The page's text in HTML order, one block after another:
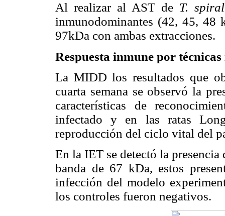
Al realizar al AST de T.
inmunodominantes (42, 45, 48
97kDa con ambas extracciones.
Respuesta inmune por
La MIDD los resultados que
cuarta semana se observó la
características de
infectado y en las ratas
reproducción del ciclo vital del
En la IET se detectó la
banda de 67 kDa, estos
infección del modelo
los controles fueron negativos.